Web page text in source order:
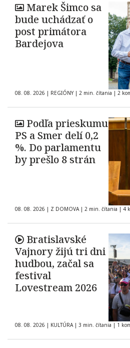
Marek Šimco sa
bude uchádzať o
post primátora
Bardejova
08. 08. 2026 | REGIÓNY | 2 min. čítania | 2
Podľa prieskumu
PS a Smer delí 0,2
%. Do parlamentu
by prešlo 8 strán
08. 08. 2026 | Z DOMOVA | 2 min. čítania | 4
Bratislavské
Vajnory žijú tri dni
hudbou, začal sa
festival
Lovestream 2026
08. 08. 2026 | KULTÚRA | 3 min. čítania | 1